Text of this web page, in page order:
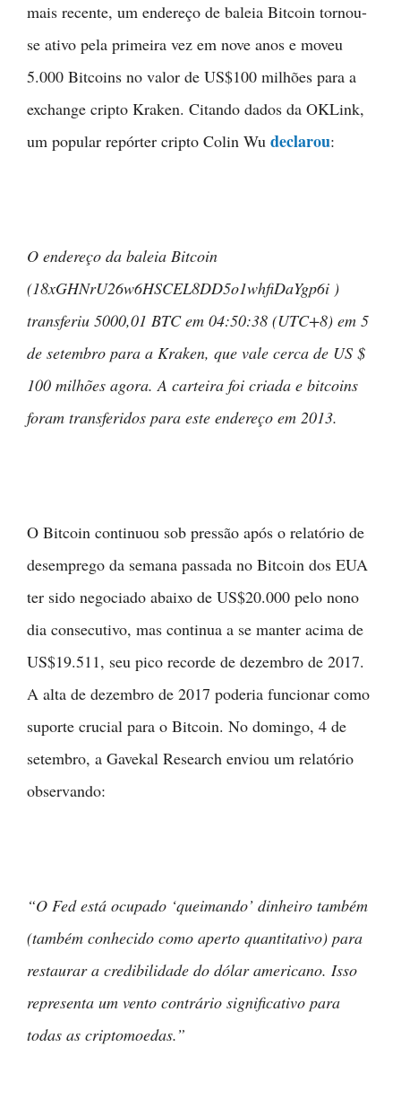
mais recente, um endereço de baleia Bitcoin tornou-
se ativo pela primeira vez em nove anos e moveu
5.000 Bitcoins no valor de US$100 milhões para a
exchange cripto Kraken. Citando dados da OKLink,
um popular repórter cripto Colin Wu declarou:
O endereço da baleia Bitcoin
(18xGHNrU26w6HSCEL8DD5o1whfiDaYgp6i )
transferiu 5000,01 BTC em 04:50:38 (UTC+8) em 5
de setembro para a Kraken, que vale cerca de US $
100 milhões agora. A carteira foi criada e bitcoins
foram transferidos para este endereço em 2013.
O Bitcoin continuou sob pressão após o relatório de
desemprego da semana passada no Bitcoin dos EUA
ter sido negociado abaixo de US$20.000 pelo nono
dia consecutivo, mas continua a se manter acima de
US$19.511, seu pico recorde de dezembro de 2017.
A alta de dezembro de 2017 poderia funcionar como
suporte crucial para o Bitcoin. No domingo, 4 de
setembro, a Gavekal Research enviou um relatório
observando:
“O Fed está ocupado ‘queimando’ dinheiro também
(também conhecido como aperto quantitativo) para
restaurar a credibilidade do dólar americano. Isso
representa um vento contrário significativo para
todas as criptomoedas.”